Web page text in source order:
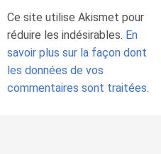
Ce site utilise Akismet pour
réduire les indésirables. En
savoir plus sur la façon dont
les données de vos
commentaires sont traitées.